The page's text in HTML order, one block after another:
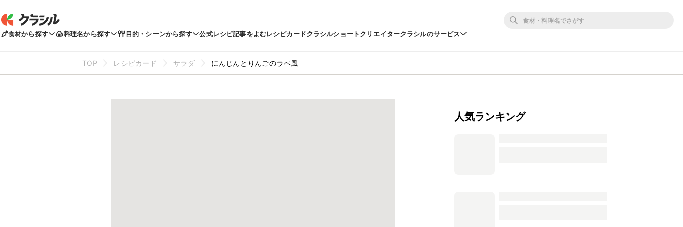
食材から探す 料理名から探す 目的・シーンから探す 公式レシピ記事をよむレシピカードクラシルショートクリエイタークラシルのサービス
TOP レシピカード サラダ にんじんとりんごのラペ風
人気ランキング